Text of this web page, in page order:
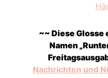
~~ Diese
Namen
Nachrichten und